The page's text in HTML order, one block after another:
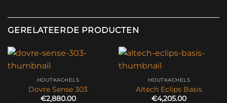
GERELATEERDE PRODUCTEN
HOUTKACHELS
Dovre Sense 303
€2,880.00
HOUTKACHELS
Altech Eclips Basis
€4,205.00